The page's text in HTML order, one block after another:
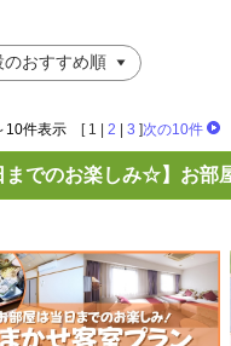
10件表示 [ 1 2 3 ]次の10件
までのお楽しみ☆】お部